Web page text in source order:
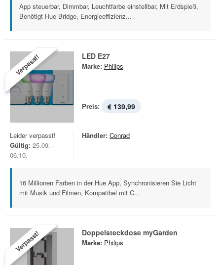
App steuerbar, Dimmbar, Leuchtfarbe einstellbar, Mit Erdspieß,
Benötigt Hue Bridge, Energieeffizienz...
Verpasst! LED E27
Marke: Philips
Preis: € 139,99
Leider verpasst!
Gültig: 25.09. -
06.10.
Händler: Conrad
16 Millionen Farben in der Hue App, Synchronisieren Sie Licht
mit Musik und Filmen, Kompatibel mit C...
Verpasst! Doppelsteckdose myGarden
Marke: Philips